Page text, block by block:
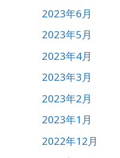
2023年6月
2023年5月
2023年4月
2023年3月
2023年2月
2023年1月
2022年12月